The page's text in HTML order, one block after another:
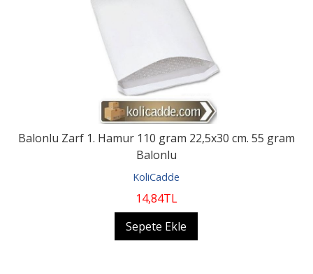
Balonlu Zarf 1. Hamur 110 gram 22,5x30 cm. 55 gram
Balonlu
KoliCadde
14,84TL
Sepete Ekle